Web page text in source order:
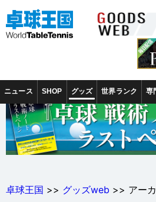
ニュース SHOP グッズ 世界ランク 専
卓球王国 >> グッズweb >> アー